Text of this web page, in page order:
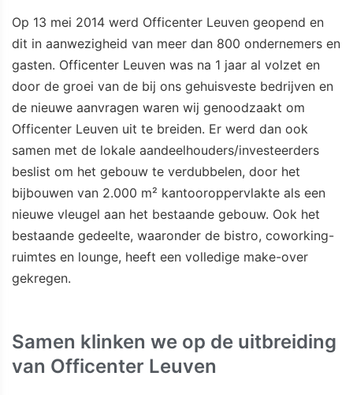
Op 13 mei 2014 werd Officenter Leuven geopend en
dit in aanwezigheid van meer dan 800 ondernemers en
gasten. Officenter Leuven was na 1 jaar al volzet en
door de groei van de bij ons gehuisveste bedrijven en
de nieuwe aanvragen waren wij genoodzaakt om
Officenter Leuven uit te breiden. Er werd dan ook
samen met de lokale aandeelhouders/investeerders
beslist om het gebouw te verdubbelen, door het
bijbouwen van 2.000 m² kantooroppervlakte als een
nieuwe vleugel aan het bestaande gebouw. Ook het
bestaande gedeelte, waaronder de bistro, coworking-
ruimtes en lounge, heeft een volledige make-over
gekregen.
Samen klinken we op de uitbreiding
van Officenter Leuven